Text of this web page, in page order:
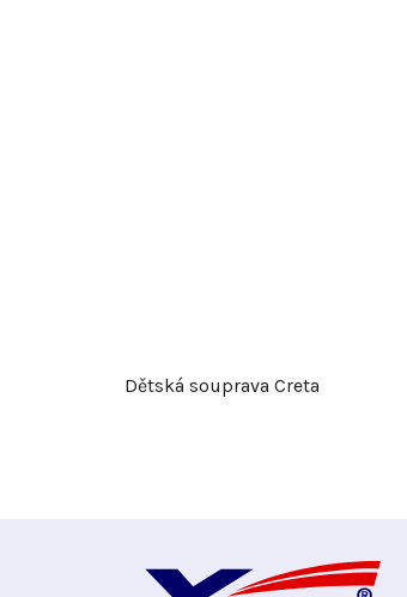
Dětská souprava Creta